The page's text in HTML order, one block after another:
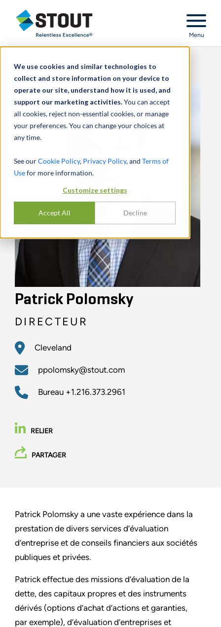
We use cookies and similar technologies to
collect and store information on your device to
operate our site, understand how it is used, and
support our marketing activities.You can accept
all cookies, reject non-essential cookies, or manage
your preferences. You can change your choices at
any time.
See ourCookie Policy, Privacy Policy, and Terms of
Usefor more information.
Customize settings
Accept All Decline
Stout Relentless Excellence
Menu
Patrick Polomsky
DIRECTEUR
Cleveland
ppolomsky@stout.com
Bureau +1.216.373.2961
RELIER
PARTAGER
Patrick Polomsky a une vaste expérience dans la
prestation de divers services d’évaluation
d’entreprise et de conseils financiers aux sociétés
publiques et privées.
Patrick effectue des missions d’évaluation de la
dette, des capitaux propres et des instruments
dérivés (options d’achat d’actions et garanties,
par exemple), d’évaluation d’entreprises et